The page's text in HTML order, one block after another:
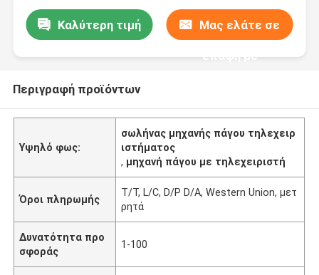
Καλύτερη τιμή Μας ελάτε σε
επαφή με
Περιγραφή προϊόντων
Υψηλό φως:
σωλήνας μηχανής πάγου τηλεχειρ
ιστήματος
, μηχανή πάγου με τηλεχειριστή
Όροι πληρωμής
Τ/Τ, L/C, D/P D/A, Western Union, μετ
ρητά
Δυνατότητα προ
σφοράς
1-100